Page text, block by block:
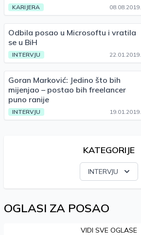
KARIJERA 08.08.2019.
Odbila posao u Microsoftu i vratila
se u BiH
INTERVJU 22.01.2019.
Goran Marković: Jedino što bih
mijenjao – postao bih freelancer
puno ranije
INTERVJU 19.01.2019.
KATEGORIJE
INTERVJU
OGLASI ZA POSAO
VIDI SVE OGLASE